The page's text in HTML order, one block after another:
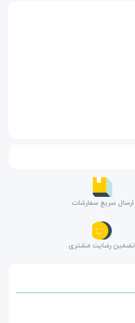
ارسال سریع سفارشات
تضمین رضایت مشتری